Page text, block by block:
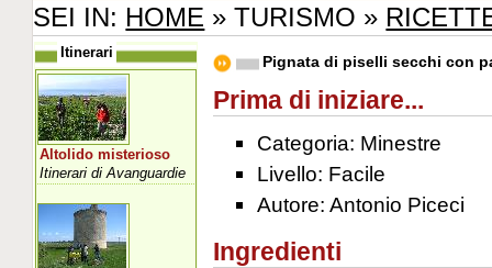
SEI IN: HOME » TURISMO »
Pignata di piselli secchi con
Prima di iniziare...
Categoria: Minestre
Livello: Facile
Autore: Antonio Piceci
Ingredienti
Itinerari
Altolido misterioso
Itinerari di Avanguardie